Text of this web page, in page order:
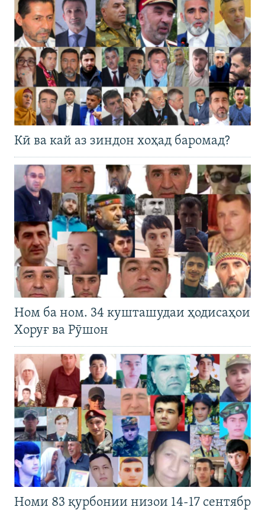
Кӣ ва кай аз зиндон хоҳад баромад?
Ном ба ном. 34 кушташудаи ҳодисаҳои
Хоруғ ва Рӯшон
Номи 83 қурбонии низои 14-17 сентябр